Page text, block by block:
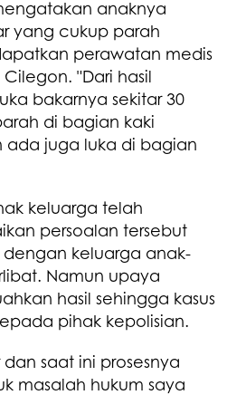
anaknya
yang cukup parah
perawatan medis
"Dari hasil
bakarnya sekitar 30
di bagian kaki
ada juga luka di bagian
keluarga telah
persoalan tersebut
keluarga anak-
Namun upaya
hasil sehingga kasus
pihak kepolisian.
saat ini prosesnya
masalah hukum saya